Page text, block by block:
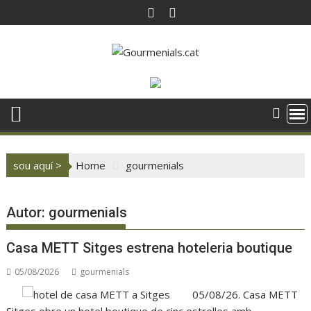
to
sou aquí > Home gourmenials
Autor: gourmenials
Casa METT Sitges estrena hoteleria boutique
05/08/2026 gourmenials
05/08/26. Casa METT